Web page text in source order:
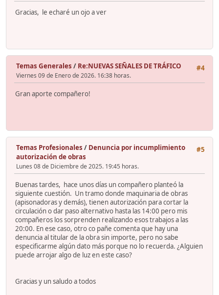
Gracias, le echaré un ojo a ver
#4
Temas Generales / Re:NUEVAS SEÑALES DE TRÁFICO
Viernes 09 de Enero de 2026. 16:38 horas.
Gran aporte compañero!
#5
Temas Profesionales / Denuncia por incumplimiento
autorización de obras
Lunes 08 de Diciembre de 2025. 19:45 horas.
Buenas tardes, hace unos días un compañero planteó la
siguiente cuestión. Un tramo donde maquinaria de obras
(apisonadoras y demás), tienen autorización para cortar la
circulación o dar paso alternativo hasta las 14:00 pero mis
compañeros los sorprenden realizando esos trabajos a las
20:00. En ese caso, otro co pañe comenta que hay una
denuncia al titular de la obra sin importe, pero no sabe
especificarme algún dato más porque no lo recuerda. ¿Alguien
puede arrojar algo de luz en este caso?
Gracias y un saludo a todos